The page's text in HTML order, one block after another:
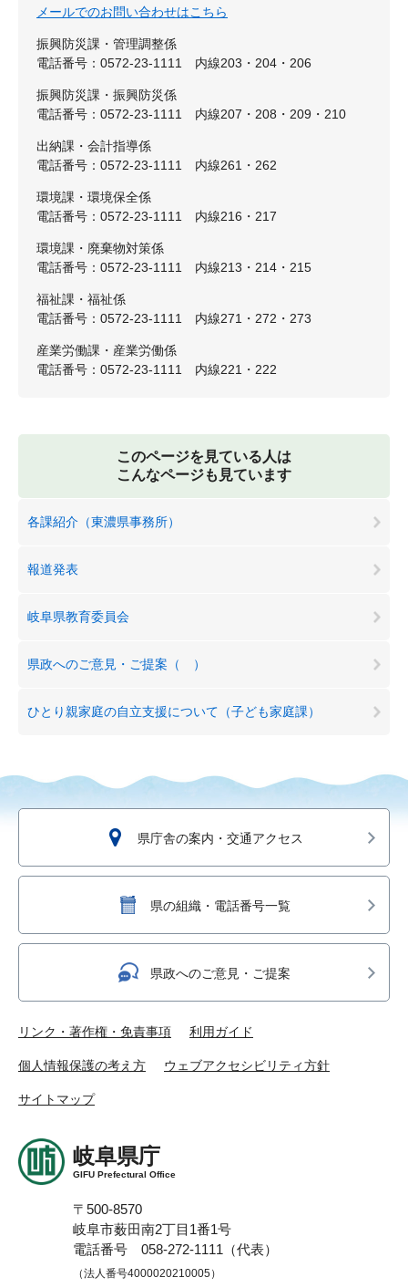
メールでのお問い合わせはこちら
振興防災課・管理調整係
電話番号：0572-23-1111 内線203・204・206
振興防災課・振興防災係
電話番号：0572-23-1111 内線207・208・209・210
出納課・会計指導係
電話番号：0572-23-1111 内線261・262
環境課・環境保全係
電話番号：0572-23-1111 内線216・217
環境課・廃棄物対策係
電話番号：0572-23-1111 内線213・214・215
福祉課・福祉係
電話番号：0572-23-1111 内線271・272・273
産業労働課・産業労働係
電話番号：0572-23-1111 内線221・222
このページを見ている人は
こんなページも見ています
各課紹介（東濃県事務所）
報道発表
岐阜県教育委員会
県政へのご意見・ご提案（ ）
ひとり親家庭の自立支援について（子ども家庭課）
県庁舎の案内・交通アクセス
県の組織・電話番号一覧
県政へのご意見・ご提案
リンク・著作権・免責事項 利用ガイド
個人情報保護の考え方 ウェブアクセシビリティ方針
サイトマップ
岐阜県庁
GIFU Prefectural Office
〒500-8570
岐阜市薮田南2丁目1番1号
電話番号 058-272-1111（代表）
（法人番号4000020210005）